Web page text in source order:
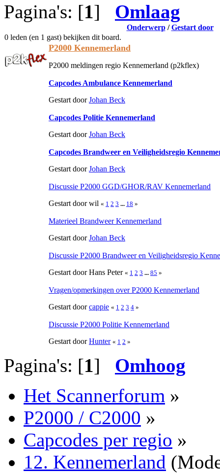
Pagina's: [1] Omlaag
Onderwerp/Gestart door
0 leden (en 1 gast) bekijken dit board.
P2000 Kennemerland
P2000 meldingen regio Kennemerland (p2kflex)
Capcodes Ambulance Kennemerland
Gestart doorJohan Beck
Capcodes Politie Kennemerland
Gestart doorJohan Beck
Capcodes Brandweer en Veiligheidsregio
Gestart doorJohan Beck
Discussie P2000 GGD/GHOR/RAV Kennemerland
Gestart door wil « 1 2 3 ... 18 »
Materieel Brandweer Kennemerland
Gestart doorJohan Beck
Discussie P2000 Brandweer en Veiligheidsregio
Gestart door Hans Peter « 1 2 3 ... 85 »
Vragen/opmerkingen over P2000 Kennemerland
Gestart doorcappie « 1 2 3 4 »
Discussie P2000 Politie Kennemerland
Gestart doorHunter « 1 2 »
Pagina's: [1] Omhoog
Het Scannerforum »
P2000 / C2000 »
Capcodes per regio »
12. Kennemerland